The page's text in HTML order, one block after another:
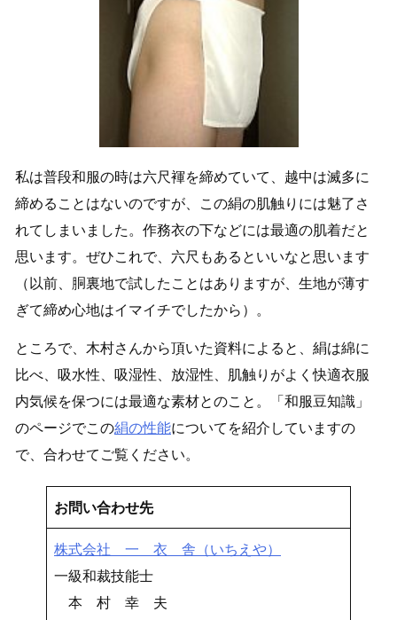
私は普段和服の時は六尺褌を締めていて、越中は滅多に
締めることはないのですが、この絹の肌触りには魅了さ
れてしまいました。作務衣の下などには最適の肌着だと
思います。ぜひこれで、六尺もあるといいなと思います
（以前、胴裏地で試したことはありますが、生地が薄す
ぎて締め心地はイマイチでしたから）。
ところで、木村さんから頂いた資料によると、絹は綿に
比べ、吸水性、吸湿性、放湿性、肌触りがよく快適衣服
内気候を保つには最適な素材とのこと。「和服豆知識」
のページでこの絹の性能についてを紹介していますの
で、合わせてご覧ください。
お問い合わせ先
株式会社 一 衣 舎（いちえや）
一級和裁技能士
本 村 幸 夫